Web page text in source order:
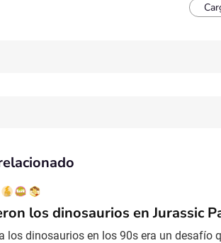
los dinosaurios en Jurassic
los dinosaurios en los 90s era un desafío